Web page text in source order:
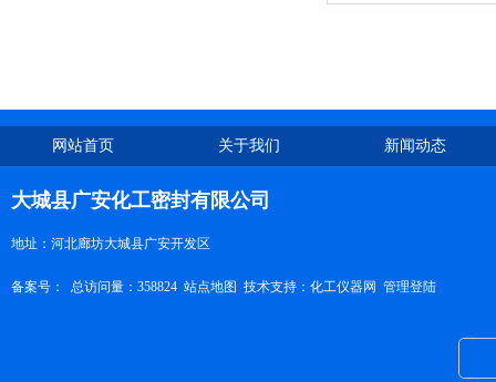
网站首页 关于我们 新闻动态
大城县广安化工密封有限公司
地址：河北廊坊大城县广安开发区
备案号： 总访问量：358824 站点地图 技术支持： 化工仪器网 管理登陆